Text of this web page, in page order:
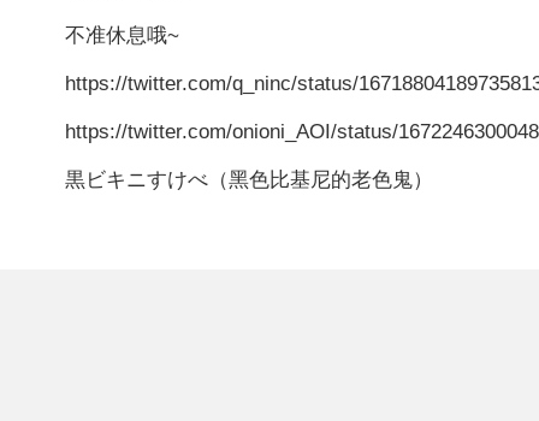
不准休息哦~
https://twitter.com/q_ninc/status/
https://twitter.com/onioni_AOI/status/
黒ビキニすけべ（黑色比基尼的老色鬼）